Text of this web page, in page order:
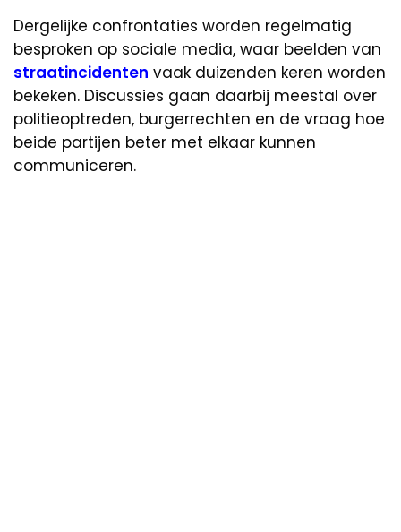
Dergelijke confrontaties worden regelmatig
besproken op sociale media, waar beelden van
straatincidenten vaak duizenden keren worden
bekeken. Discussies gaan daarbij meestal over
politieoptreden, burgerrechten en de vraag hoe
beide partijen beter met elkaar kunnen
communiceren.